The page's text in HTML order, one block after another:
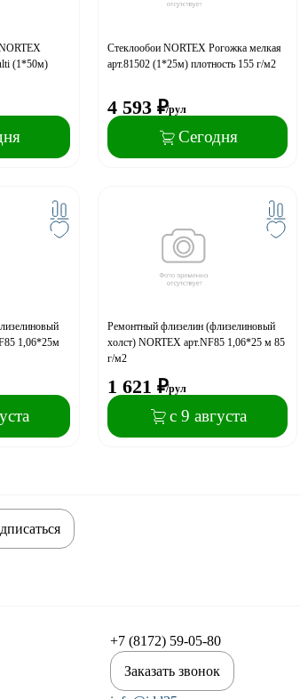
(1*50м)
Стеклообои NORTEX Рогожка мелкая
арт.81502 (1*25м) плотность 155 г/м2
4 593 ₽/рул
Сегодня
1,06*25м
Ремонтный флизелин (флизелиновый
холст) NORTEX арт.NF85 1,06*25 м 85
г/м2
1 621 ₽/рул
с 9 августа
+7 (8172) 59-05-80
Заказать звонок